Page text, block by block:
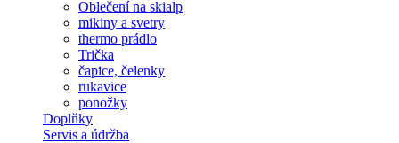
Oblečení na skialp
mikiny a svetry
thermo prádlo
Trička
čapice, čelenky
rukavice
ponožky
Doplňky
Servis a údržba